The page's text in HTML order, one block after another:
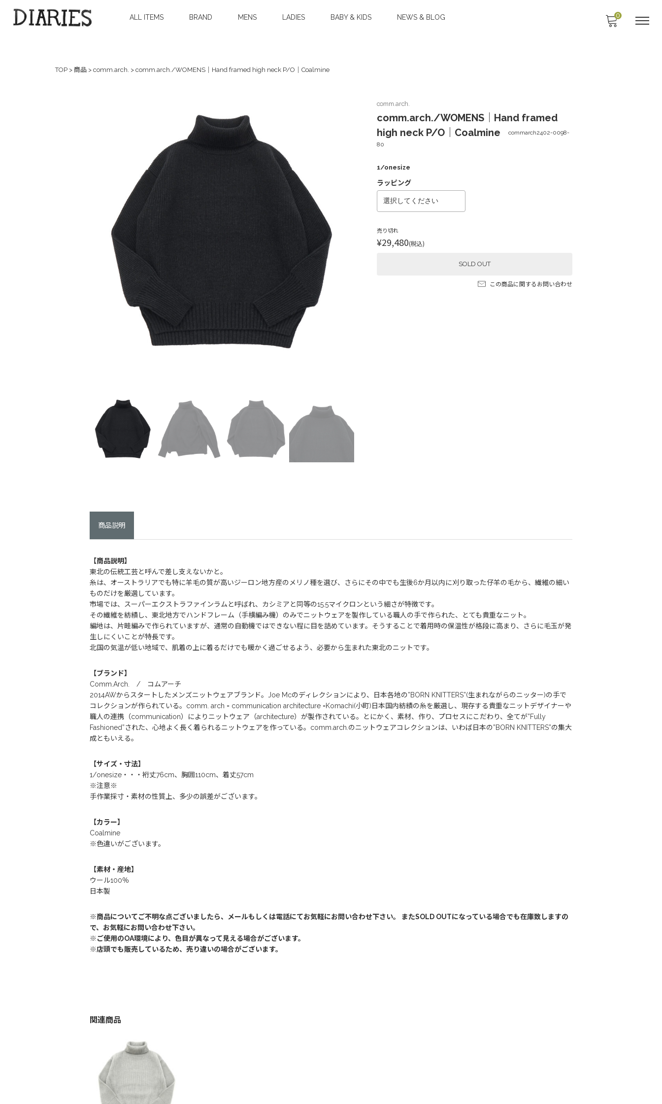
ALL ITEMS BRAND MENS LADIES BABY & KIDS NEWS & BLOG 0
TOP > 商品 > comm.arch. > comm.arch./WOMENS｜Hand framed high neck P/O｜Coalmine
comm.arch.
comm.arch./WOMENS｜Hand framed
high neck P/O｜Coalmine
commarch2402-0098-
80
1/onesize
ラッピング
売り切れ
¥29,480(税込)
SOLD OUT
この商品に関するお問い合わせ
商品説明
【商品説明】
東北の伝統工芸と呼んで差し支えないかと。
糸は、オーストラリアでも特に羊毛の質が高いジーロン地方産のメリノ種を選び、さらにその中でも生後6か月以内に刈り取った仔羊の毛から、繊維の細い
ものだけを厳選しています。
市場では、スーパーエクストラファインラムと呼ばれ、カシミアと同等の15.5マイクロンという細さが特徴です。
その繊維を紡績し、東北地方でハンドフレーム（手横編み機）のみでニットウェアを製作している職人の手で作られた、とても貴重なニット。
編地は、片畦編みで作られていますが、通常の自動機ではできない程に目を詰めています。そうすることで着用時の保温性が格段に高まり、さらに毛玉が発
生しにくいことが特長です。
北国の気温が低い地域で、肌着の上に着るだけでも暖かく過ごせるよう、必要から生まれた東北のニットです。
【ブランド】
Comm.Arch. / コムアーチ
2014AWからスタートしたメンズニットウェアブランド。Joe Mcのディレクションにより、日本各地の”BORN KNITTERS”(生まれながらのニッター)の手で
コレクションが作られている。comm. arch = communication architecture =Komachi(小町)日本国内紡績の糸を厳選し、現存する貴重なニットデザイナーや
職人の連携（communication）によりニットウェア（architecture）が製作されている。とにかく、素材、作り、プロセスにこだわり、全てが”Fully
Fashioned”された、心地よく長く着られるニットウェアを作っている。comm.arch.のニットウェアコレクションは、いわば日本の”BORN KNITTERS”の集大
成ともいえる。
【サイズ・寸法】
1/onesize・・・裄丈76cm、胸囲110cm、着丈57cm
※注意※
手作業採寸・素材の性質上、多少の誤差がございます。
【カラー】
Coalmine
※色違いがございます。
【素材・産地】
ウール100％
日本製
※商品についてご不明な点ございましたら、メールもしくは電話にてお気軽にお問い合わせ下さい。 またSOLD OUTになっている場合でも在庫致しますの
で、お気軽にお問い合わせ下さい。
※ご使用のOA環境により、色目が異なって見える場合がございます。
※店頭でも販売しているため、売り違いの場合がございます。
関連商品